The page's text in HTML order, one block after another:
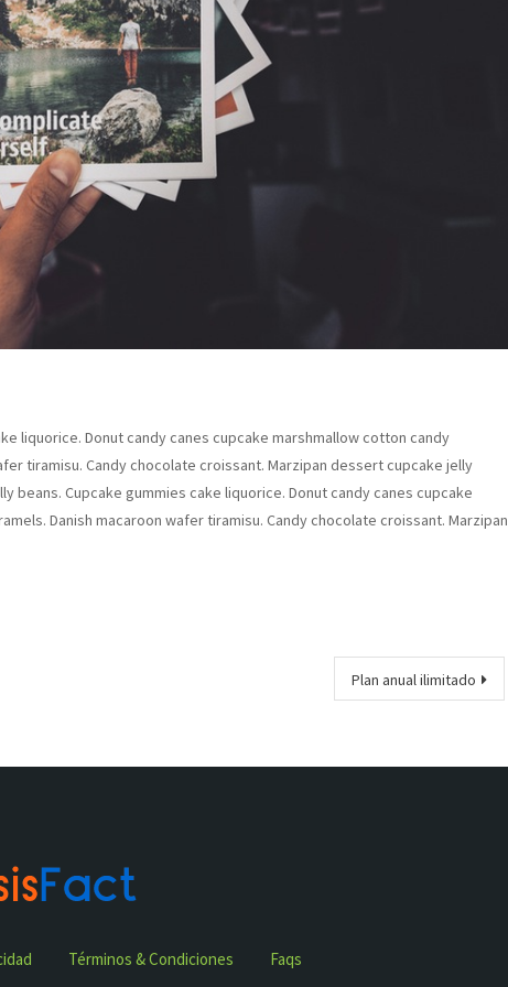
liquorice. Donut candy canes cupcake marshmallow cotton candy
tiramisu. Candy chocolate croissant. Marzipan dessert cupcake jelly
beans. Cupcake gummies cake liquorice. Donut candy canes cupcake
Danish macaroon wafer tiramisu. Candy chocolate croissant. Marzipan
Plan anual ilimitado
Términos & Condiciones Faqs